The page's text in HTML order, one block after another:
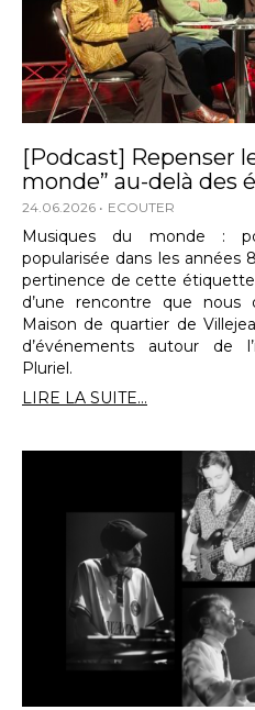
[Podcast] Repenser
monde” au-delà des
24.06.2026 ECOUTER
Musiques du monde :
popularisée dans les années
pertinence de cette
d’une rencontre que
Maison de quartier de
d’événements autour de
Pluriel.
LIRE LA SUITE...